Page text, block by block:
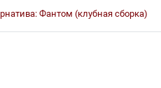
Фантом (клубная сборка)